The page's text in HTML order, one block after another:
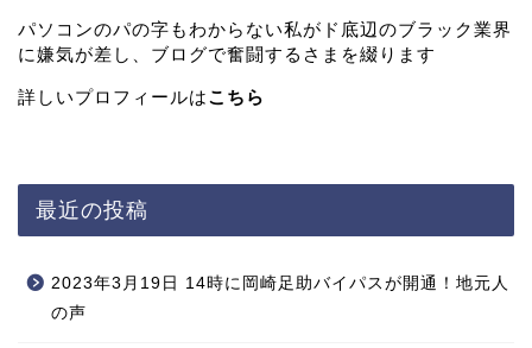
パソコンのパの字もわからない私がド底辺のブラック業界
に嫌気が差し、ブログで奮闘するさまを綴ります
詳しいプロフィールはこちら
最近の投稿
2023年3月19日 14時に岡崎足助バイパスが開通！地元人
の声